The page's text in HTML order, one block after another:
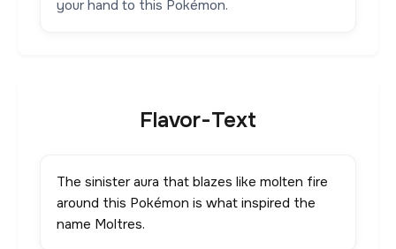
your hand to this Pokémon.
Flavor-Text
The sinister aura that blazes like molten fire
around this Pokémon is what inspired the
name Moltres.